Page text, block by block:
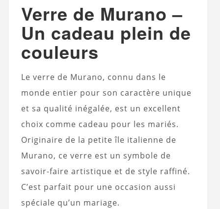
Verre de Murano –
Un cadeau plein de
couleurs
Le verre de Murano, connu dans le
monde entier pour son caractère unique
et sa qualité inégalée, est un excellent
choix comme cadeau pour les mariés.
Originaire de la petite île italienne de
Murano, ce verre est un symbole de
savoir-faire artistique et de style raffiné.
C’est parfait pour une occasion aussi
spéciale qu’un mariage.